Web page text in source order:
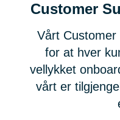
Customer
Vårt
for at hver
vellykket
vårt er